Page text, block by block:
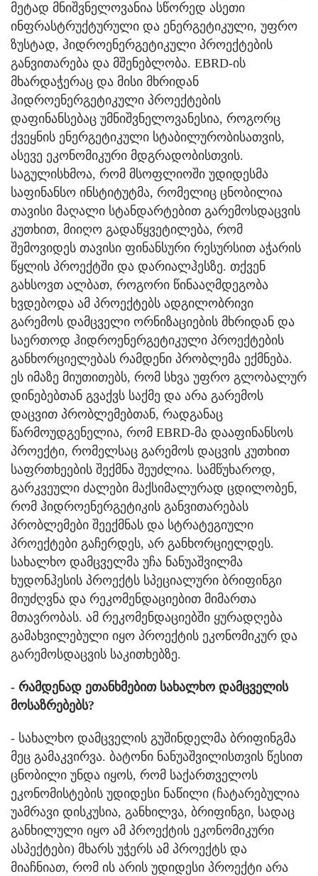
მეტად მნიშვნელოვანია სწორედ ასეთი
ინფრასტრუქტურული და ენერგეტიკული, უფრო
ზუსტად, ჰიდროენერგეტიკული პროექტების
განვითარება და მშენებლობა. EBRD-ის
მხარდაჭერაც და მისი მხრიდან
ჰიდროენერგეტიკული პროექტების
დაფინანსებაც უმნიშვნელოვანესია, როგორც
ქვეყნის ენერგეტიკული სტაბილურობისათვის,
ასევე ეკონომიკური მდგრადობისთვის.
საგულისხმოა, რომ მსოფლიოში უდიდესმა
საფინანსო ინსტიტუტმა, რომელიც ცნობილია
თავისი მაღალი სტანდარტებით გარემოსდაცვის
კუთხით, მიიღო გადაწყვეტილება, რომ
შემოვიდეს თავისი ფინანსური რესურსით აჭარის
წყლის პროექტში და დარიალჰესზე. თქვენ
გახსოვთ ალბათ, როგორი წინააღმდეგობა
ხვდებოდა ამ პროექტებს ადგილობრივი
გარემოს დამცველი ორნიზაციების მხრიდან და
საერთოდ ჰიდროენერგეტიკული პროექტების
განხორციელებას რამდენი პრობლემა ექმნება.
ეს იმაზე მიუთითებს, რომ სხვა უფრო გლობალურ
დინებებთან გვაქვს საქმე და არა გარემოს
დაცვით პრობლემებთან, რადგანაც
წარმოუდგენელია, რომ EBRD-მა დააფინანსოს
პროექტი, რომელსაც გარემოს დაცვის კუთხით
საფრთხეების შექმნა შეუძლია. სამწუხაროდ,
გარკვეული ძალები მაქსიმალურად ცდილობენ,
რომ ჰიდროენერგეტიკის განვითარებას
პრობლემები შეექმნას და სტრატეგიული
პროექტები გაჩერდეს, არ განხორციელდეს.
სახალხო დამცველმა უჩა ნანუაშვილმა
ხუდონჰესის პროექტს სპეციალური ბრიფინგი
მიუძღვნა და რეკომენდაციებით მიმართა
მთავრობას. ამ რეკომენდაციებში ყურადღება
გამახვილებული იყო პროექტის ეკონომიკურ და
გარემოსდაცვის საკითხებზე.
- რამდენად ეთანხმებით სახალხო დამცველის
მოსაზრებებს?
- სახალხო დამცველის გუშინდელმა ბრიფინგმა
მეც გამაკვირვა. ბატონი ნანუაშვილისთვის წესით
ცნობილი უნდა იყოს, რომ საქართველოს
ეკონომისტების უდიდესი ნაწილი (ჩატარებულია
უამრავი დისკუსია, განხილვა, ბრიფინგი, სადაც
განხილული იყო ამ პროექტის ეკონომიკური
ასპექტები) მხარს უჭერს ამ პროექტს და
მიაჩნიათ, რომ ის არის უდიდესი პროექტი არა